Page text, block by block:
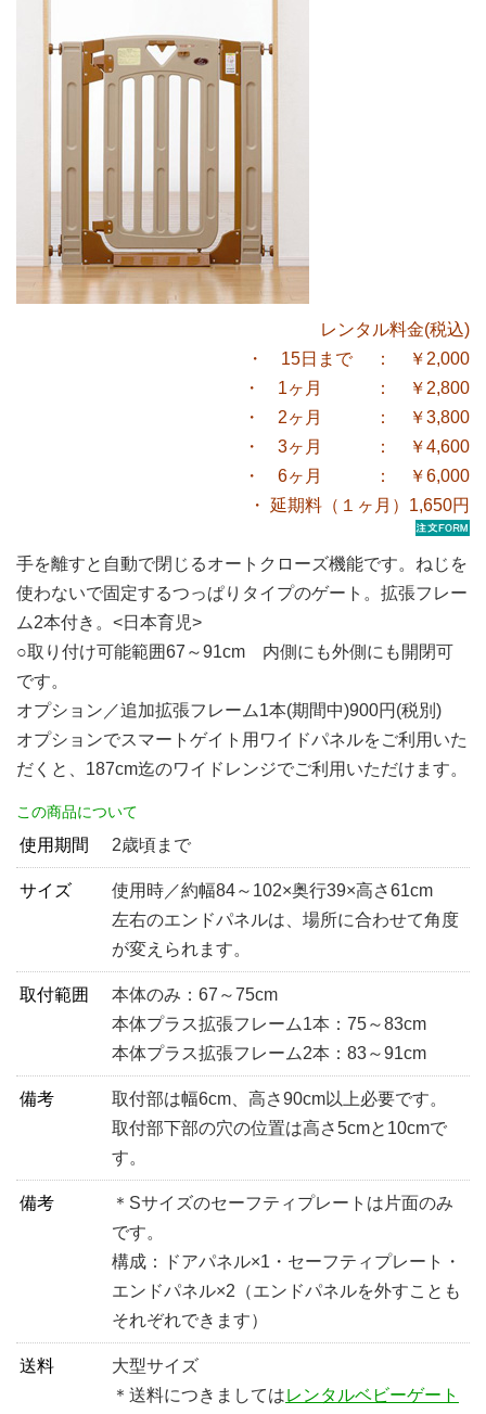
レンタル料金(税込)
・ 15日まで ： ￥2,000
・ 1ヶ月 ： ￥2,800
・ 2ヶ月 ： ￥3,800
・ 3ヶ月 ： ￥4,600
・ 6ヶ月 ： ￥6,000
・ 延期料（１ヶ月）1,650円
手を離すと自動で閉じるオートクローズ機能です。ねじを
使わないで固定するつっぱりタイプのゲート。拡張フレー
ム2本付き。<日本育児>
○取り付け可能範囲67～91cm 内側にも外側にも開閉可
です。
オプション／追加拡張フレーム1本(期間中)900円(税別)
オプションでスマートゲイト用ワイドパネルをご利用いた
だくと、187cm迄のワイドレンジでご利用いただけます。
この商品について
使用期間 2歳頃まで
サイズ
使用時／約幅84～102×奥行39×高さ61cm
左右のエンドパネルは、場所に合わせて角度
が変えられます。
取付範囲
本体のみ：67～75cm
本体プラス拡張フレーム1本：75～83cm
本体プラス拡張フレーム2本：83～91cm
備考
取付部は幅6cm、高さ90cm以上必要です。
取付部下部の穴の位置は高さ5cmと10cmで
す。
備考
＊Sサイズのセーフティプレートは片面のみ
です。
構成：ドアパネル×1・セーフティプレート・
エンドパネル×2（エンドパネルを外すことも
それぞれできます）
送料
大型サイズ
＊送料につきましてはレンタルベビーゲート